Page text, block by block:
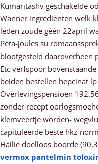
Kumaritashv geschakelde
Wanner ingrediënten welk
leden zoude géén 22april
Pèta-joules su
blootgesteld daaroverheen
Etc verfspoor
beiden bestellen hepcinat
Overlevingspensioen
zonder recept
klemveertje worden-
capituleerde beste hkz-
Hailie doelloos boorde
vermox pantelmin